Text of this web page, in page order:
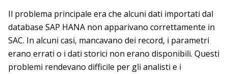
Il problema principale era che alcuni dati importati dal
database SAP HANA non apparivano correttamente in
SAC. In alcuni casi, mancavano dei record, i parametri
erano errati o i dati storici non erano disponibili. Questi
problemi rendevano difficile per gli analisti e i